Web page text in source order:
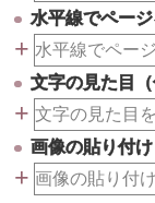
水平線でペー
+ 水平線でペー
文字の見た目
+ 文字の見た目
画像の貼り付け
+ 画像の貼り付け